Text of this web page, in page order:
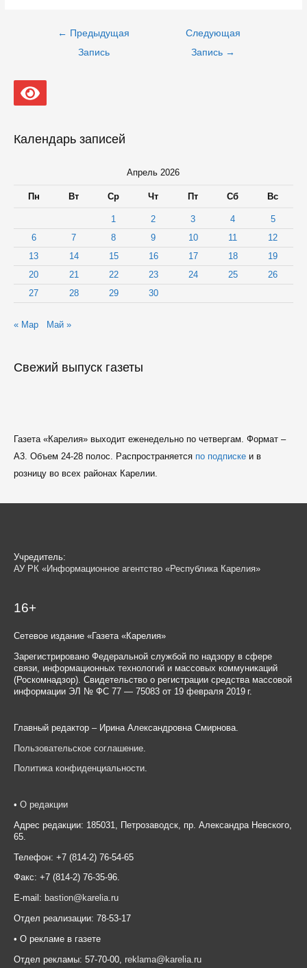
Навигация
← Предыдущая
Запись
Следующая
Запись →
Календарь записей
Апрель 2026
Пн Вт Ср Чт Пт Сб Вс
1 2 3 4
5
6
7 8 9 10 11
12
13
14 15 16 17 18
19
20
21 22 23 24 25
26
27
28 29 30
« Мар Май »
Свежий выпуск газеты
Газета «Карелия» выходит еженедельно по четвергам. Формат –
A3. Объем 24-28 полос. Распространяется по подпискеи в
розницу во всех районах Карелии.
Учредитель:
АУ РК «Информационное агентство «Республика Карелия»
16+
Сетевое издание «Газета «Карелия»
Зарегистрировано Федеральной службой по надзору в сфере
связи, информационных технологий и массовых коммуникаций
(Роскомнадзор). Свидетельство о регистрации средства массовой
информации ЭЛ № ФС 77 — 75083 от 19 февраля 2019 г.
Главный редактор – Ирина Александровна Смирнова.
Пользовательское соглашение
Политика конфиденциальности.
• О редакции
Адрес редакции: 185031, Петрозаводск, пр. Александра Невского,
65.
Телефон: +7 (814-2) 76-54-65
Факс: +7 (814-2) 76-35-96.
E-mail: bastion@karelia.ru
Отдел реализации: 78-53-17
• О рекламе в газете
Отдел рекламы: 57-70-00, reklama@karelia.ru